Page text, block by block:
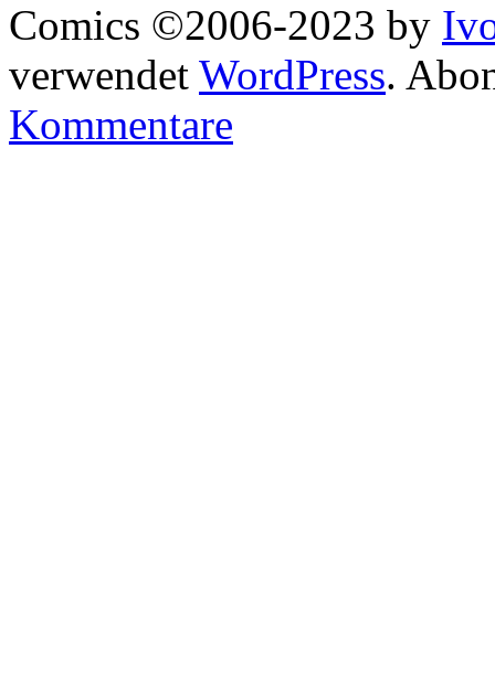
Comics ©2006-2023 by
verwendet WordPress.
Kommentare